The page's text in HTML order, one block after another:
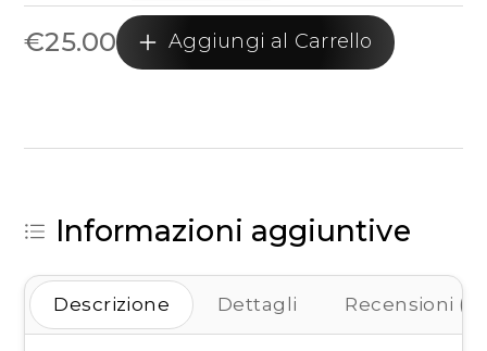
€25.00 Aggiungi al Carrello
Informazioni aggiuntive
Descrizione Dettagli Recensioni (0)